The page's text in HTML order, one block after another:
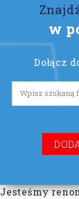
w
Dołącz
Lorem ipsum
Jesteśmy